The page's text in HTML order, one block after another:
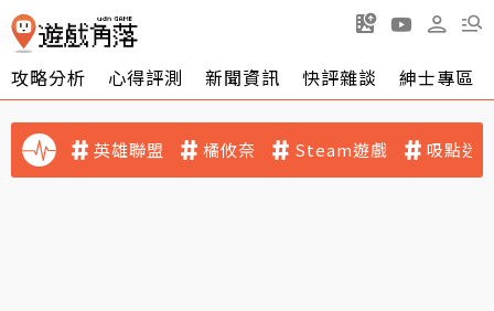
攻略分析 心得評測 新聞資訊 快評雜談 紳士專區
英雄聯盟 橘攸奈 Steam遊戲 吸點迷